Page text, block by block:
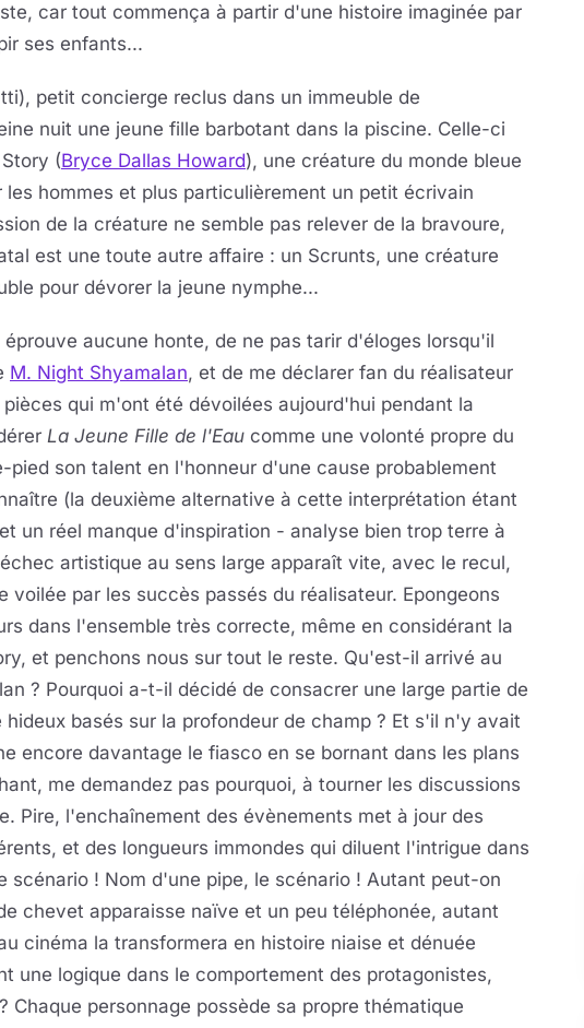
car tout commença à partir d'une histoire imaginée par
ses enfants...
petit concierge reclus dans un immeuble de
nuit une jeune fille barbotant dans la piscine. Celle-ci
(Bryce Dallas Howard), une créature du monde bleue
les hommes et plus particulièrement un petit écrivain
de la créature ne semble pas relever de la bravoure,
est une toute autre affaire : un Scrunts, une créature
pour dévorer la jeune nymphe...
aucune honte, de ne pas tarir d'éloges lorsqu'il
M. Night Shyamalan, et de me déclarer fan du réalisateur
qui m'ont été dévoilées aujourd'hui pendant la
La Jeune Fille de l'Eau comme une volonté propre du
pied son talent en l'honneur d'une cause probablement
(la deuxième alternative à cette interprétation étant
un réel manque d'inspiration - analyse bien trop terre à
artistique au sens large apparaît vite, avec le recul,
voilée par les succès passés du réalisateur. Epongeons
dans l'ensemble très correcte, même en considérant la
et penchons nous sur tout le reste. Qu'est-il arrivé au
? Pourquoi a-t-il décidé de consacrer une large partie de
basés sur la profondeur de champ ? Et s'il n'y avait
encore davantage le fiasco en se bornant dans les plans
me demandez pas pourquoi, à tourner les discussions
Pire, l'enchaînement des évènements met à jour des
et des longueurs immondes qui diluent l'intrigue dans
scénario ! Nom d'une pipe, le scénario ! Autant peut-on
chevet apparaisse naïve et un peu téléphonée, autant
cinéma la transformera en histoire niaise et dénuée
une logique dans le comportement des protagonistes,
Chaque personnage possède sa propre thématique